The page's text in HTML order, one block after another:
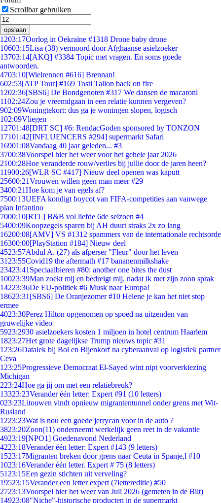
Scrollbar gebruiken
opslaan
1203:17Oorlog in Oekraïne #1318 Drone baby drone
10603:15Lisa (38) vermoord door Afghaanse asielzoeker
13703:14[AKQ] #3384 Topic met vragen. En soms goede
antwoorden.
4703:10[Wielrennen #616] Brennan!
602:53[ATP Tour] #169 Tosti Tallon back on fire
1202:36[SBS6] De Bondgenoten #317 We dansen de macaroni
1102:24Zou je vreemdgaan in een relatie kunnen vergeven?
902:09Woningtekort: dus ga je woningen slopen, logisch
102:09Vliegen
12701:48[DRT SC] #6: RendacGoden sponsored by TONZON
17101:42[INFLUENCERS #294] supermarkt Safari
16901:08Vandaag 40 jaar geleden... #3
3700:38Voorspel hier het weer voor het gehele jaar 2026
2100:28Hoe veranderde rouw/verlies bij jullie door de jaren heen?
11900:26[WLR SC #417] Nieuw deel openen was kaputt
25600:21Vrouwen willen geen man meer #29
3400:21Hoe kom je van egels af?
7500:13UEFA kondigt boycot van FIFA-competities aan vanwege
plan Infantino
7000:10[RTL] B&B vol liefde 6de seizoen #4
5400:09Koopzegels sparen bij AH duurt straks 2x zo lang
16200:08[AMV] VS #1312 spammers van de internationale rechtsorde
16300:00[PlayStation #184] Nieuw deel
4523:57Abdul A. (27) als afperser "Fleur" door het leven
31 23:55Covid19 the aftermath #17 bananenmilkshake
23423:41 Speciaalbieren #80: another one bites the dust
10023:39Man zoekt mij en bedreigt mij, nadat ik met zijn zoon sprak
14223:36De EU-politiek #6 Musk naar Europa!
18623:31 [SBS6] De Oranjezomer #10 Helene je kan het niet stop
ermee
4023:30Perez Hilton opgenomen op spoed na uitzenden van
gruwelijke video
5923:2930 asielzoekers kosten 1 miljoen in hotel centrum Haarlem
1823:27Het grote dagelijkse Trump nieuws topic #31
1 23:26Datalek bij Bol en Bijenkorf na cyberaanval op logistiek partner
Ceva
1 23:25Progressieve Democraat El-Sayed wint nipt voorverkiezing
Michigan
223:24Hoe ga jij om met een relatiebreuk?
13323:23Verander één letter: Expert #91 (10 letters)
023:23Litouwen vindt opnieuw migrantentunnel onder grens met Wit-
Rusland
1223:23Wat is nou een goede jerrycan voor in de auto ?
3823:20Zoon(11) onderneemt werkelijk geen reet in de vakantie
4923:19[NPO1] Goedenavond Nederland
4223:18Verander één letter: Expert #143 (9 letters)
1523:17Migranten breken door grens naar Ceuta in Spanje,l #10
1023:16Verander één letter. Expert # 75 (8 letters)
51 23:15Een gezin stichten uit verveling?
19523:15Verander een letter expert (7lettereditie) #50
2723:13Voorspel hier het weer van Juli 2026 (gemeten in de Bilt)
14923:08"Niche"-historische producten in de supermarkt